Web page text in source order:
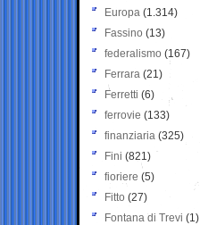
Europa (1.314)
Fassino (13)
federalismo (167)
Ferrara (21)
Ferretti (6)
ferrovie (133)
finanziaria (325)
Fini (821)
fioriere (5)
Fitto (27)
Fontana di Trevi (1)